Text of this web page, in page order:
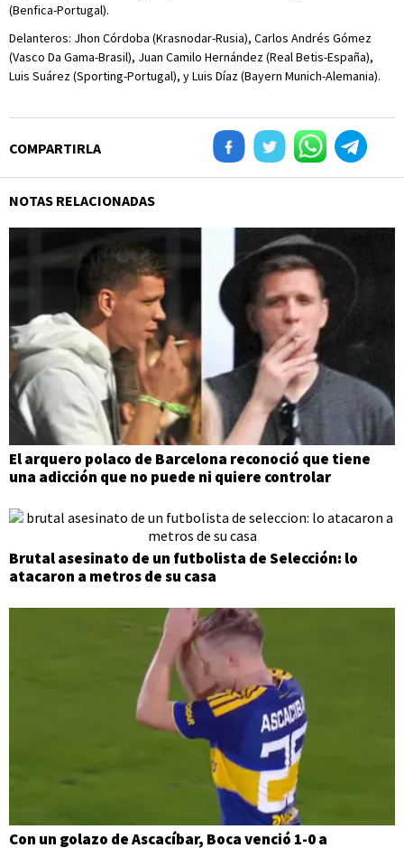
(Benfica-Portugal).
Delanteros: Jhon Córdoba (Krasnodar-Rusia), Carlos Andrés Gómez
(Vasco Da Gama-Brasil), Juan Camilo Hernández (Real Betis-España),
Luis Suárez (Sporting-Portugal), y Luis Díaz (Bayern Munich-Alemania).
COMPARTIRLA
NOTAS RELACIONADAS
El arquero polaco de Barcelona reconoció que tiene
una adicción que no puede ni quiere controlar
Brutal asesinato de un futbolista de Selección: lo
atacaron a metros de su casa
Con un golazo de Ascacíbar, Boca venció 1-0 a